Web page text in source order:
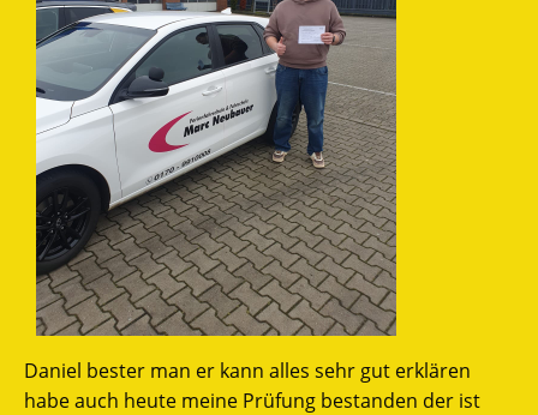
Daniel bester man er kann alles sehr gut erklären
habe auch heute meine Prüfung bestanden der ist